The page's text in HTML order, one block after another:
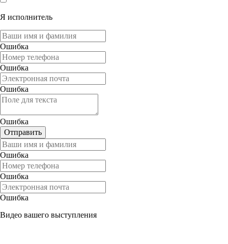
Я исполнитель
Ошибка
Ошибка
Ошибка
Ошибка
Отправить
Ошибка
Ошибка
Ошибка
Видео вашего выступления